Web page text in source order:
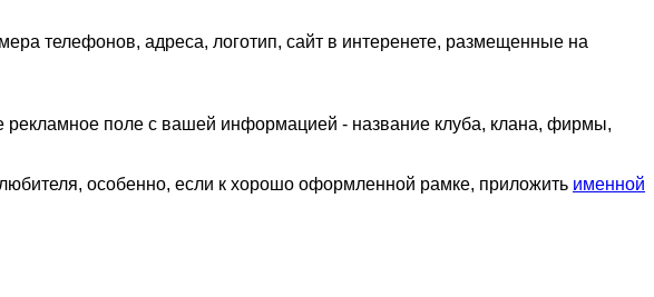
телефонов, адреса, логотип, сайт в интеренете, размещенные на
рекламное поле с вашей информацией - название клуба, клана, фирмы,
особенно, если к хорошо оформленной рамке, приложить именной